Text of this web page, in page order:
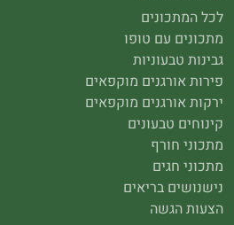
לכל המתכונים
מתכונים עם טופו
גבינות טבעוניות
פירות אורגנים מוקפאים
ירקות אורגנים מוקפאים
קינוחים טבעונים
מתכוני חורף
מתכוני חגים
נישנושים בריאים
הצעות הגשה